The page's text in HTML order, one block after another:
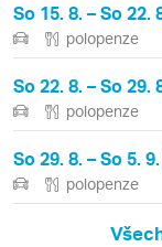
So 15. 8. – So 22.
polopenze
So 22. 8. – So 29.
polopenze
So 29. 8. – So 5.
polopenze